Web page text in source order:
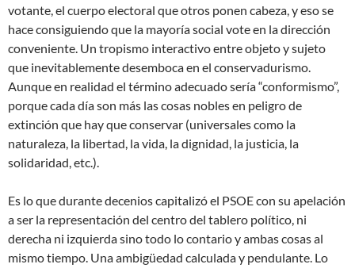
votante, el cuerpo electoral que otros ponen cabeza, y eso se
hace consiguiendo que la mayoría social vote en la dirección
conveniente. Un tropismo interactivo entre objeto y sujeto
que inevitablemente desemboca en el conservadurismo.
Aunque en realidad el término adecuado sería “conformismo”,
porque cada día son más las cosas nobles en peligro de
extinción que hay que conservar (universales como la
naturaleza, la libertad, la vida, la dignidad, la justicia, la
solidaridad, etc.).
Es lo que durante decenios capitalizó el PSOE con su apelación
a ser la representación del centro del tablero político, ni
derecha ni izquierda sino todo lo contario y ambas cosas al
mismo tiempo. Una ambigüedad calculada y pendulante. Lo